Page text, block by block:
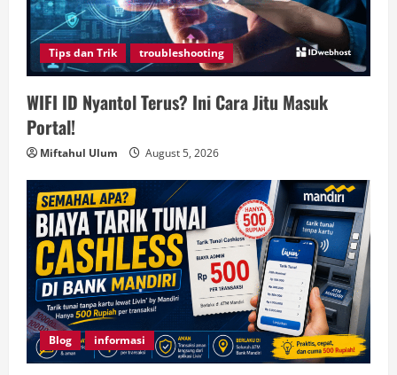
Tips dan Trik troubleshooting
WIFI ID Nyantol Terus? Ini Cara Jitu Masuk
Portal!
Miftahul Ulum August 5, 2026
Blog informasi